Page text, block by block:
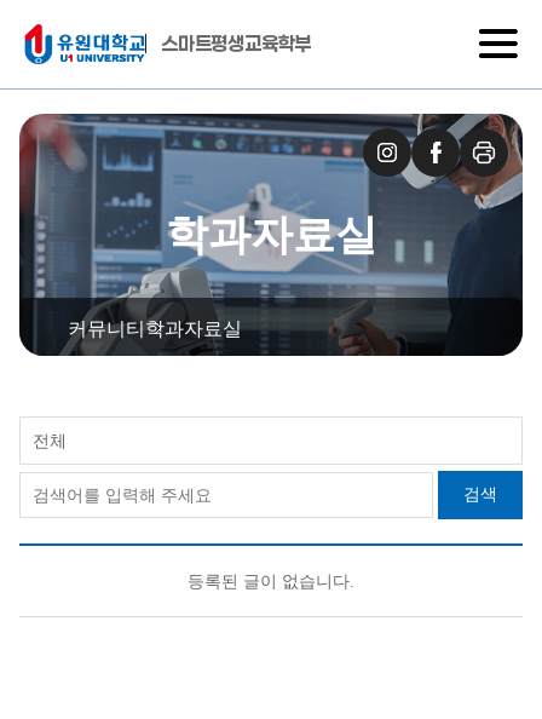
스마트평생교육학부
학과자료실
커뮤니티학과자료실
전체
검색
등록된 글이 없습니다.